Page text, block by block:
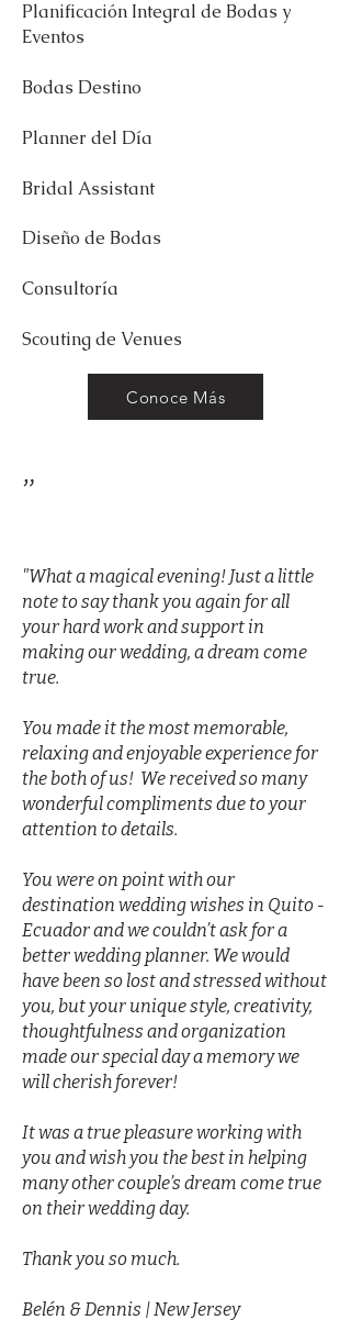
Planificación Integral de Bodas y
Eventos
Bodas Destino
Planner del Día
Bridal Assistant
Diseño de Bodas
Consultoría
Scouting de Venues
Conoce Más
"
"What a magical evening! Just a little
note to say thank you again for all
your hard work and support in
making our wedding, a dream come
true.
You made it the most memorable,
relaxing and enjoyable experience for
the both of us! We received so many
wonderful compliments due to your
attention to details.
You were on point with our
destination wedding wishes in Quito -
Ecuador and we couldn’t ask for a
better wedding planner. We would
have been so lost and stressed without
you, but your unique style, creativity,
thoughtfulness and organization
made our special day a memory we
will cherish forever!
It was a true pleasure working with
you and wish you the best in helping
many other couple’s dream come true
on their wedding day.
Thank you so much.
Belén & Dennis | New Jersey